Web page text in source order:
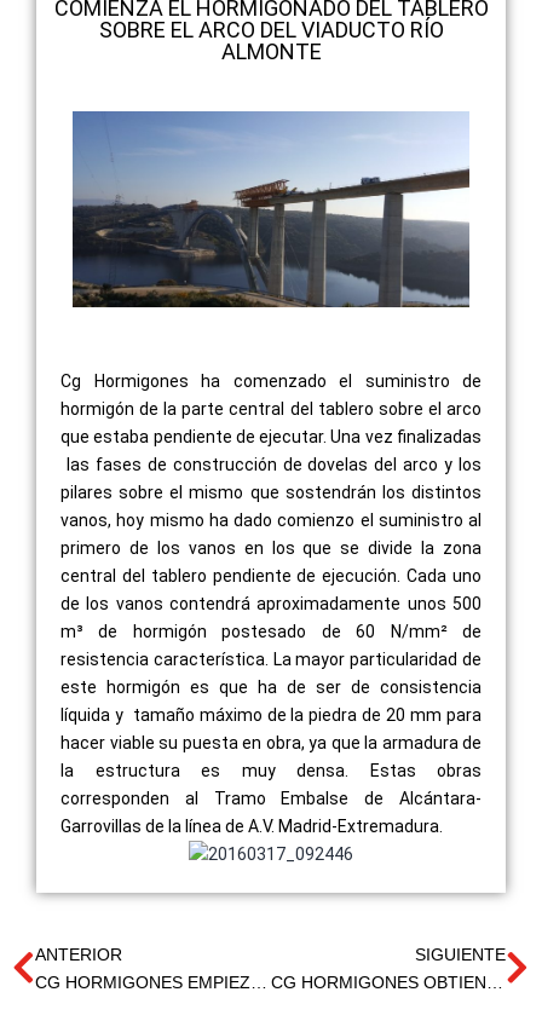
COMIENZA EL HORMIGONADO DEL TABLERO
SOBRE EL ARCO DEL VIADUCTO RÍO
ALMONTE
Cg Hormigones ha comenzado el suministro de
hormigón de la parte central del tablero sobre el arco
que estaba pendiente de ejecutar. Una vez finalizadas
las fases de construcción de dovelas del arco y los
pilares sobre el mismo que sostendrán los distintos
vanos, hoy mismo ha dado comienzo el suministro al
primero de los vanos en los que se divide la zona
central del tablero pendiente de ejecución. Cada uno
de los vanos contendrá aproximadamente unos 500
m³ de hormigón postesado de 60 N/mm² de
resistencia característica. La mayor particularidad de
este hormigón es que ha de ser de consistencia
líquida y tamaño máximo de la piedra de 20 mm para
hacer viable su puesta en obra, ya que la armadura de
la estructura es muy densa. Estas obras
corresponden al Tramo Embalse de Alcántara-
Garrovillas de la línea de A.V. Madrid-Extremadura.
ANTERIOR
CG HORMIGONES EMPIEZA A SUMINISTRAR HORMIGÓN AL SUBTRAMO ARROYO DE LA CHARCA-GRIMALDO DE ADIF
SIGUIENTE
CG HORMIGONES OBTIENE LA CERTIFICACIÓN “HORMIGÓN EXPERT ANEFHOP”